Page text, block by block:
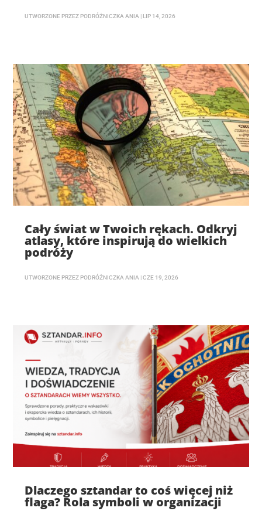
UTWORZONE PRZEZ PODRÓŻNICZKA ANIA LIP 14, 2026
Cały świat w Twoich rękach. Odkryj
atlasy, które inspirują do wielkich
podróży
UTWORZONE PRZEZ PODRÓŻNICZKA ANIA |CZE 19, 2026
Dlaczego sztandar to coś więcej niż
flaga? Rola symboli w organizacji